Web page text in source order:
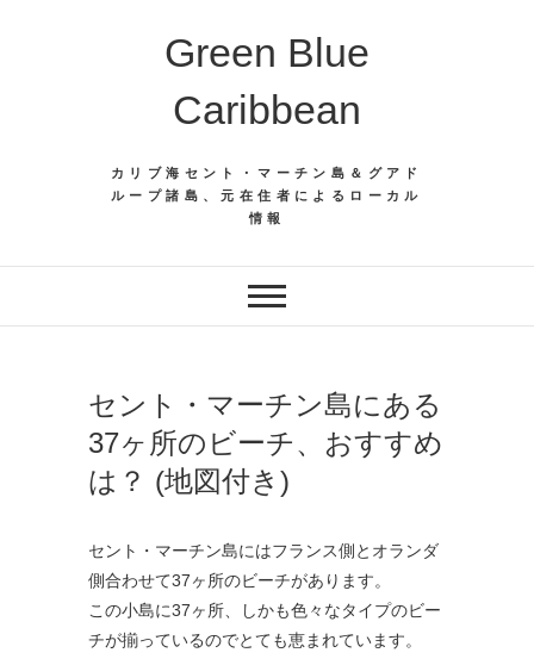
Green Blue
Caribbean
カリブ海セント・マーチン島＆グアド
ループ諸島、元在住者によるローカル
情報
セント・マーチン島にある
37ヶ所のビーチ、おすすめ
は？ (地図付き)
セント・マーチン島にはフランス側とオランダ
側合わせて37ヶ所のビーチがあります。
この小島に37ヶ所、しかも色々なタイプのビー
チが揃っているのでとても恵まれています。